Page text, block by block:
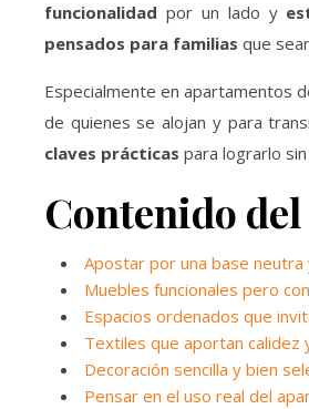
funcionalidad por un lado y
pensados para familias que
Especialmente en apartamentos
de quienes se alojan y para
claves prácticas para lograrlo
Contenido
Apostar por una base neutra
Muebles funcionales pero
Espacios ordenados que
Textiles que aportan calidez
Decoración sencilla y bien
Pensar en el uso real del